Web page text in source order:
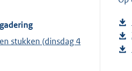
stukken (dinsdag 4